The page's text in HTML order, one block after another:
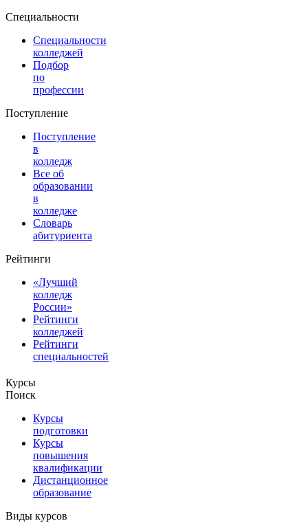
Специальности
Специальности
колледжей
Подбор
по
профессии
Поступление
Поступление
в
колледж
Все об
образовании
в
колледже
Словарь
абитуриента
Рейтинги
«Лучший
колледж
России»
Рейтинги
колледжей
Рейтинги
специальностей
Курсы
Поиск
Курсы
подготовки
Курсы
повышения
квалификации
Дистанционное
образование
Виды курсов